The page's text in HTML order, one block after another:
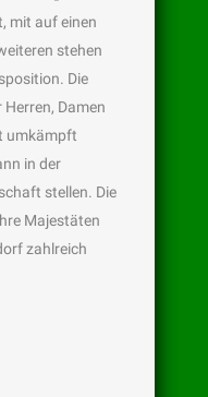
mit auf einen
stehen
Die
Damen
umkämpft
in der
stellen. Die
Majestäten
zahlreich